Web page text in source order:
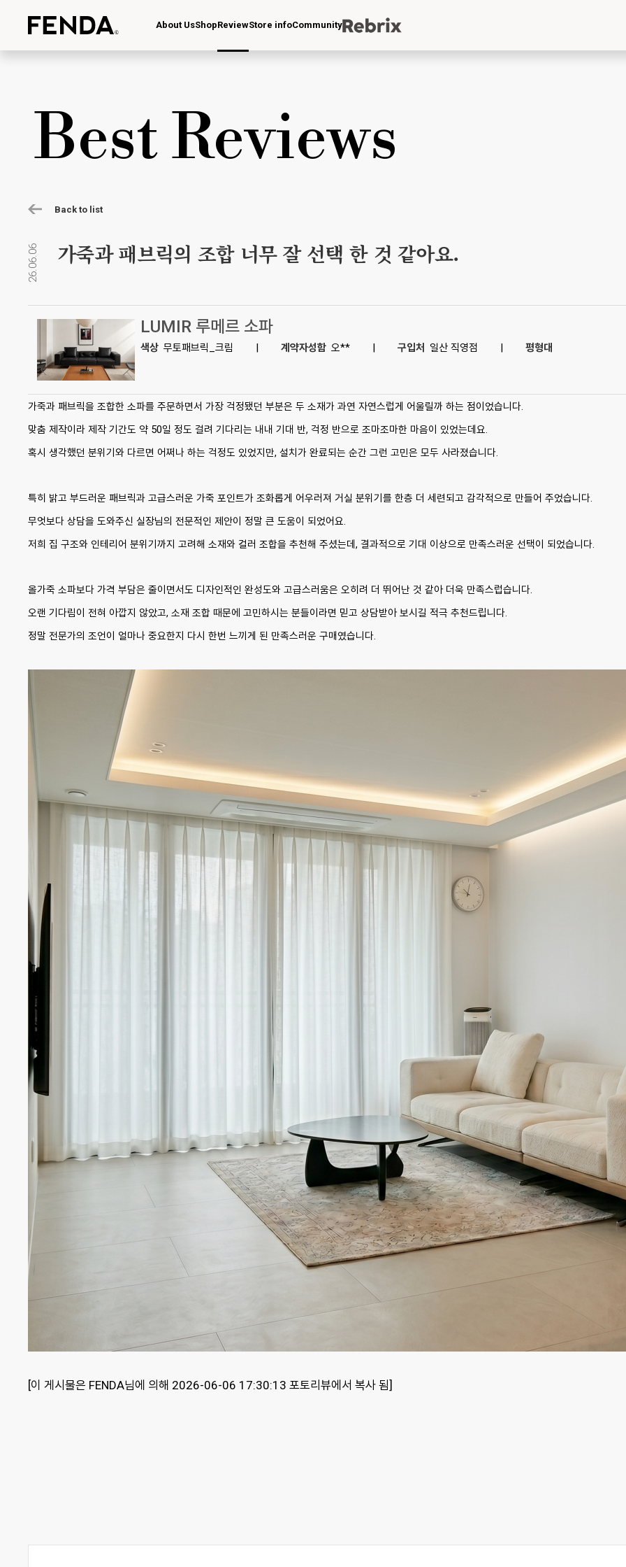
About UsShopReviewStore infoCommunity
Best Reviews
Back to list
26.06.06 가죽과 패브릭의 조합 너무 잘 선택 한 것 같아요.
LUMIR 루메르 소파
색상 무토패브릭_크림 | 계약자성함 오** | 구입처 일산 직영점 | 평형대
가죽과 패브릭을 조합한 소파를 주문하면서 가장 걱정됐던 부분은 두 소재가 과연 자연스럽게 어울릴까 하는 점이었습니다.
맞춤 제작이라 제작 기간도 약 50일 정도 걸려 기다리는 내내 기대 반, 걱정 반으로 조마조마한 마음이 있었는데요.
혹시 생각했던 분위기와 다르면 어쩌나 하는 걱정도 있었지만, 설치가 완료되는 순간 그런 고민은 모두 사라졌습니다.
특히 밝고 부드러운 패브릭과 고급스러운 가죽 포인트가 조화롭게 어우러져 거실 분위기를 한층 더 세련되고 감각적으로 만들어 주었습니다.
무엇보다 상담을 도와주신 실장님의 전문적인 제안이 정말 큰 도움이 되었어요.
저희 집 구조와 인테리어 분위기까지 고려해 소재와 컬러 조합을 추천해 주셨는데, 결과적으로 기대 이상으로 만족스러운 선택이 되었습니다.
올가죽 소파보다 가격 부담은 줄이면서도 디자인적인 완성도와 고급스러움은 오히려 더 뛰어난 것 같아 더욱 만족스럽습니다.
오랜 기다림이 전혀 아깝지 않았고, 소재 조합 때문에 고민하시는 분들이라면 믿고 상담받아 보시길 적극 추천드립니다.
정말 전문가의 조언이 얼마나 중요한지 다시 한번 느끼게 된 만족스러운 구매였습니다.
[이 게시물은 FENDA님에 의해 2026-06-06 17:30:13 포토리뷰에서 복사 됨]